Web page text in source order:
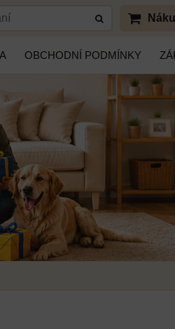
OBCHODNÍ PODMÍNKY